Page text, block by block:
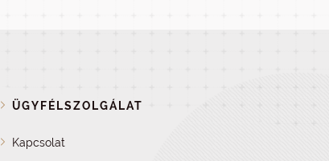
ÜGYFÉLSZOLGÁLAT
Kapcsolat